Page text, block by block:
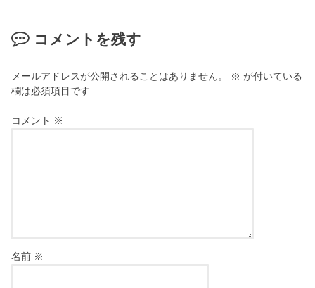
コメントを残す
メールアドレスが公開されることはありません。 ※ が付いている
欄は必須項目です
コメント ※
名前 ※